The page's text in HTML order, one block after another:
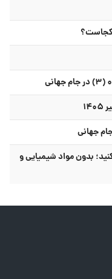
کجاست؟
۵ دقیقه‌ای تمیز کنید؛ بدون مواد شیمیایی و